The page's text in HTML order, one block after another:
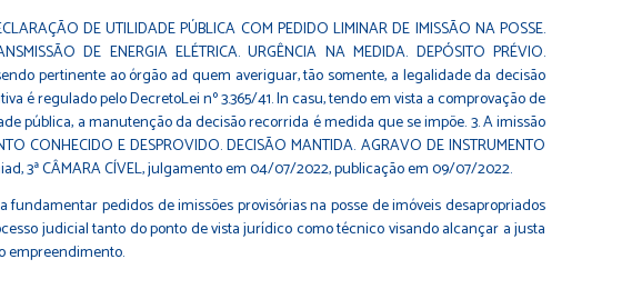
DE UTILIDADE PÚBLICA COM PEDIDO LIMINAR DE IMISSÃO NA POSSE.
DE ENERGIA ELÉTRICA. URGÊNCIA NA MEDIDA. DEPÓSITO PRÉVIO.
pertinente ao órgão ad quem averiguar, tão somente, a legalidade da decisão
é regulado pelo DecretoLei nº 3.365/41. In casu, tendo em vista a comprovação de
pública, a manutenção da decisão recorrida é medida que se impõe. 3. A imissão
E DESPROVIDO. DECISÃO MANTIDA. AGRAVO DE INSTRUMENTO
3ª CÂMARA CÍVEL, julgamento em 04/07/2022, publicação em 09/07/2022.
pedidos de imissões provisórias na posse de imóveis desapropriados
judicial tanto do ponto de vista jurídico como técnico visando alcançar a justa
empreendimento.